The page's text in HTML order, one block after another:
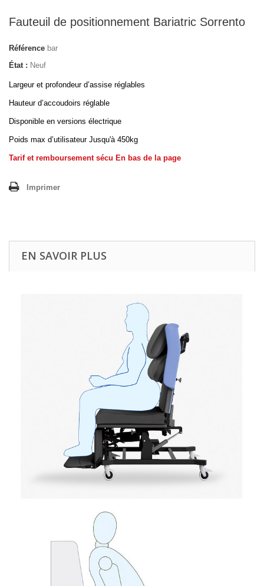
Fauteuil de positionnement Bariatric Sorrento
Référence bar
État : Neuf
Largeur et profondeur d’assise réglables
Hauteur d’accoudoirs réglable
Disponible en versions électrique
Poids max d’utilisateur Jusqu'à 450kg
Tarif et remboursement sécu En bas de la page
Imprimer
EN SAVOIR PLUS